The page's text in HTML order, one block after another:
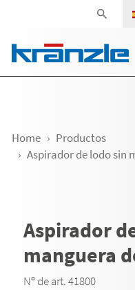
Home
Productos
Aspirador de lodo sin
Aspirador
manguera
Nº de art. 41800